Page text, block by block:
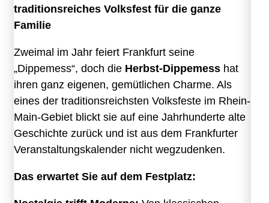
traditionsreiches Volksfest für die ganze
Familie
Zweimal im Jahr feiert Frankfurt seine
„Dippemess“, doch die Herbst-Dippemess hat
ihren ganz eigenen, gemütlichen Charme. Als
eines der traditionsreichsten Volksfeste im Rhein-
Main-Gebiet blickt sie auf eine Jahrhunderte alte
Geschichte zurück und ist aus dem Frankfurter
Veranstaltungskalender nicht wegzudenken.
Das erwartet Sie auf dem Festplatz: